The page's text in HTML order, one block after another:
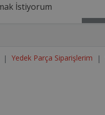
İstiyorum
Yedek Parça Siparişlerim